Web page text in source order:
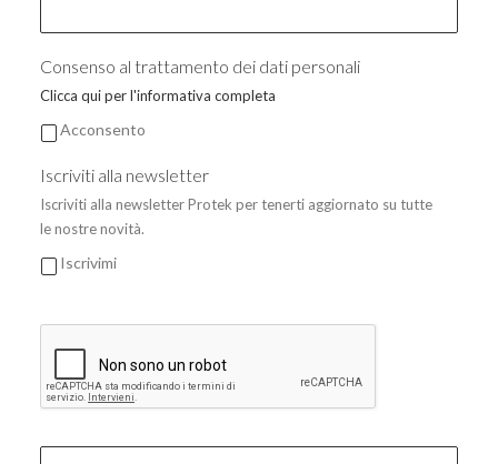
Consenso al trattamento dei dati personali
Clicca qui per l'informativa completa
Acconsento
Iscriviti alla newsletter
Iscriviti alla newsletter Protek per tenerti aggiornato su tutte
le nostre novità.
Iscrivimi